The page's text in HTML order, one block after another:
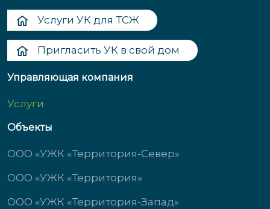
Услуги УК для ТСЖ
Пригласить УК в свой дом
Управляющая компания
Услуги
Объекты
ООО «УЖК «Территория-Север»
ООО «УЖК «Территория»
ООО «УЖК «Территория-Запад»